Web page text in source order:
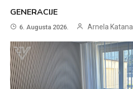
GENERACIJE
6. Augusta 2026. Arnela Katana